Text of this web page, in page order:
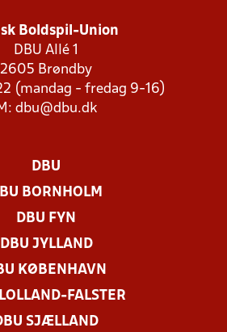
Boldspil-Union
DBU Allé 1
2605 Brøndby
(mandag - fredag 9-16)
dbu@dbu.dk
DBU
BORNHOLM
DBU FYN
DBU JYLLAND
KØBENHAVN
FALSTER
SJÆLLAND